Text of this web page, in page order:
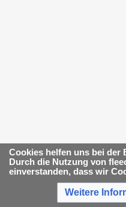
Cookies helfen uns bei der
Durch die Nutzung von
einverstanden, dass wir
Weitere